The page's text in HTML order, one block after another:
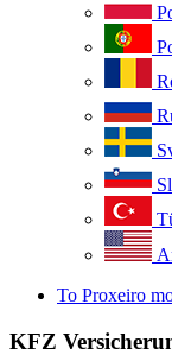
To Proxeiro
KFZ